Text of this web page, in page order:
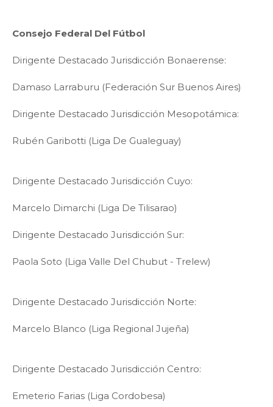
Consejo Federal Del Fútbol
Dirigente Destacado Jurisdicción Bonaerense:
Damaso Larraburu (Federación Sur Buenos Aires)
Dirigente Destacado Jurisdicción Mesopotámica:
Rubén Garibotti (Liga De Gualeguay)
Dirigente Destacado Jurisdicción Cuyo:
Marcelo Dimarchi (Liga De Tilisarao)
Dirigente Destacado Jurisdicción Sur:
Paola Soto (Liga Valle Del Chubut - Trelew)
Dirigente Destacado Jurisdicción Norte:
Marcelo Blanco (Liga Regional Jujeña)
Dirigente Destacado Jurisdicción Centro:
Emeterio Farias (Liga Cordobesa)